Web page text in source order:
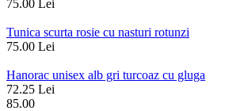
75.00 Lei
Tunica scurta rosie cu nasturi rotunzi
75.00 Lei
Hanorac unisex alb gri turcoaz cu gluga
72.25 Lei
85.00